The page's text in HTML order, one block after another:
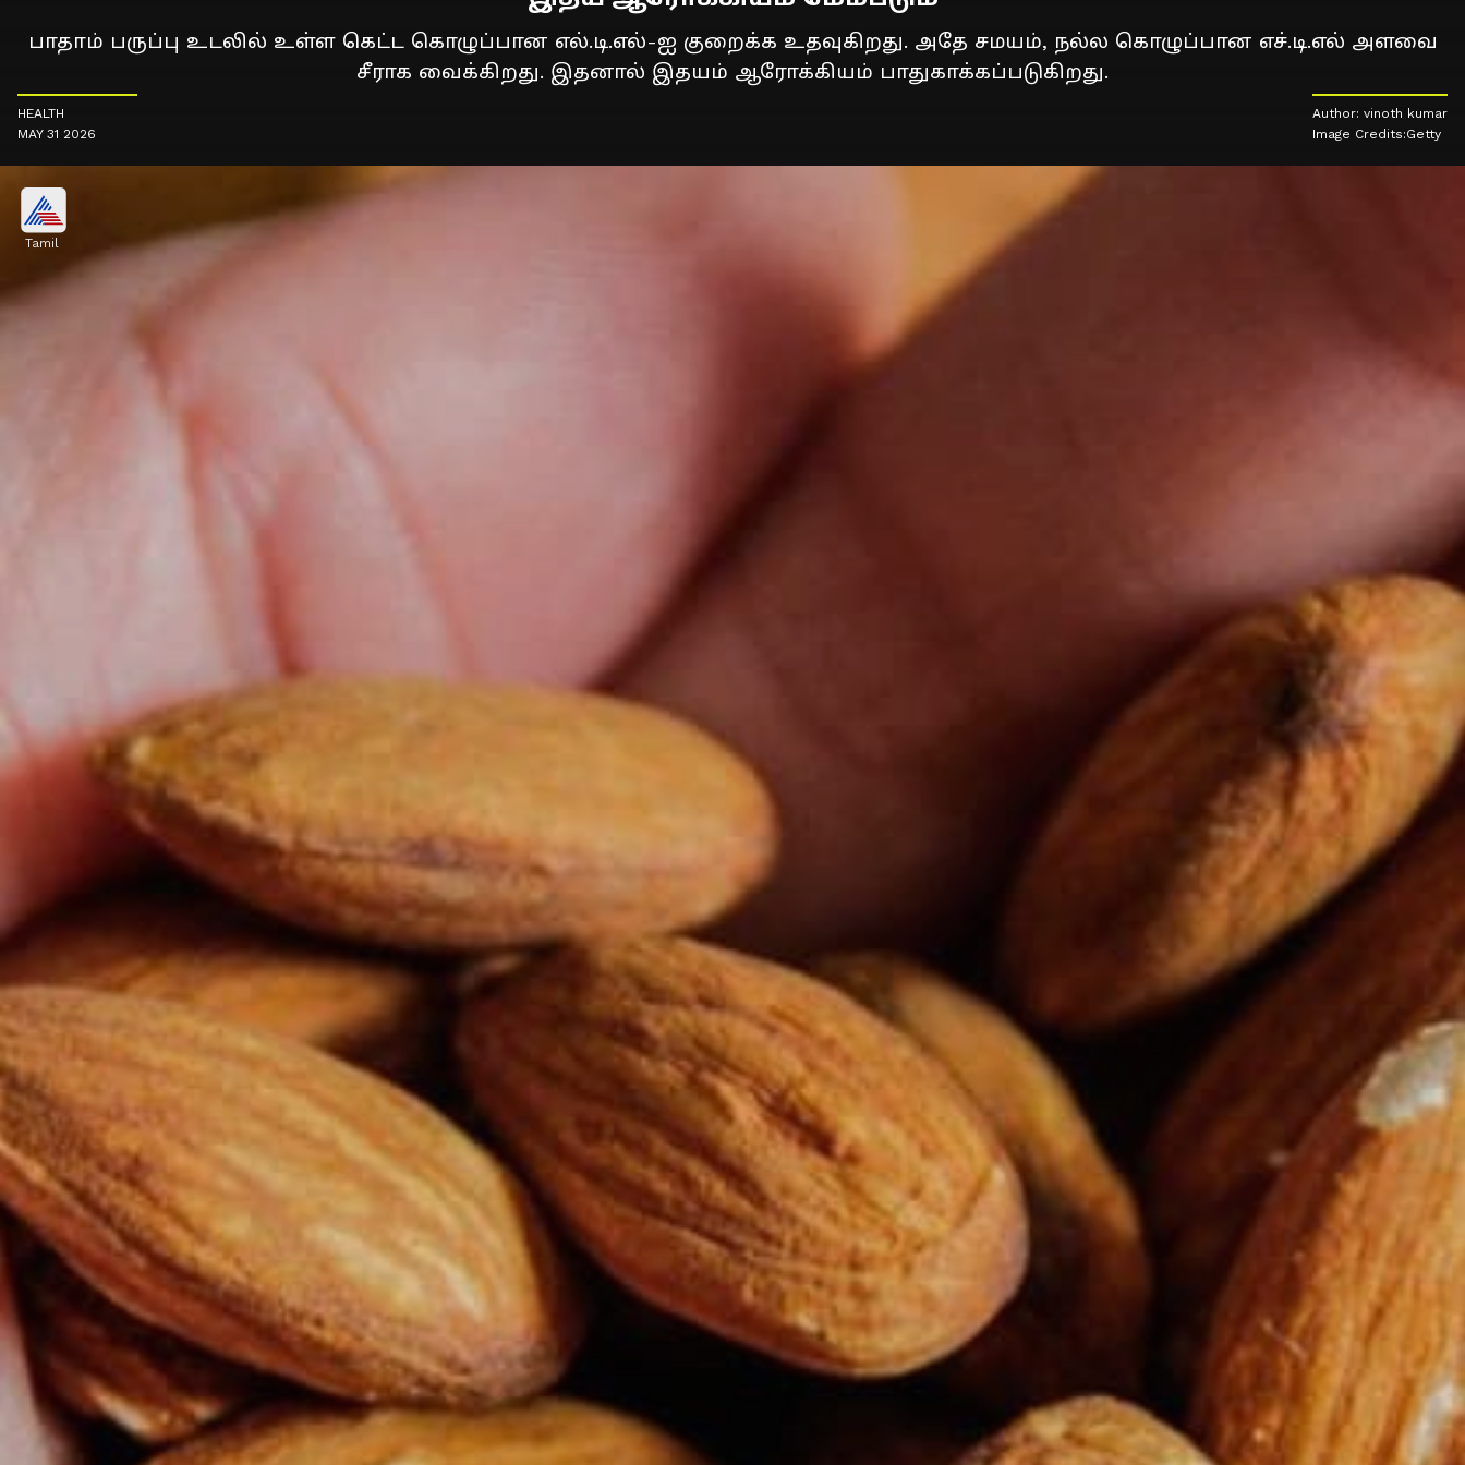
பாதாம் பருப்பு உடலில் உள்ள கெட்ட கொழுப்பான எல்.டி.எல்-ஐ குறைக்க உதவுகிறது. அதே சமயம், நல்ல கொழுப்பான எச்.டி.எல் அளவை
சீராக வைக்கிறது. இதனால் இதயம் ஆரோக்கியம் பாதுகாக்கப்படுகிறது.
HEALTH
MAY 31 2026
Author: vinoth kumar
Image Credits:Getty
Tamil